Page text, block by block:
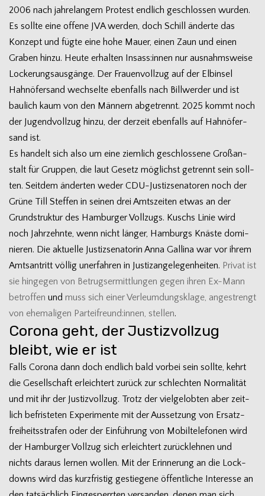
2006 nach jah­re­lan­gem Pro­test end­lich geschlos­sen wur­den.
Es sollte eine offene JVA wer­den, doch Schill änderte das
Kon­zept und fügte eine hohe Mauer, einen Zaun und einen
Gra­ben hinzu. Heute erhal­ten Insass:innen nur aus­nahms­weise
Locke­rungs­aus­gänge. Der Frau­en­voll­zug auf der Elb­in­sel
Hahn­öfer­sand wech­selte eben­falls nach Bill­wer­der und ist
bau­lich kaum von den Män­nern abge­trennt. 2025 kommt noch
der Jugend­voll­zug hinzu, der der­zeit eben­falls auf Hahn­öfer­
sand ist.
Es han­delt sich also um eine ziem­lich geschlos­sene Groß­an­
stalt für Grup­pen, die laut Gesetz mög­lichst getrennt sein soll­
ten. Seit­dem änder­ten weder CDU-Justizsenatoren noch der
Grüne Till Stef­fen in sei­nen drei Amts­zei­ten etwas an der
Grund­struk­tur des Ham­bur­ger Voll­zugs. Kuschs Linie wird
noch Jahr­zehnte, wenn nicht län­ger, Ham­burgs Knäste domi­
nie­ren. Die aktu­elle Jus­tiz­se­na­to­rin Anna Gal­lina war vor ihrem
Amts­an­tritt völ­lig uner­fah­ren in Jus­tiz­an­ge­le­gen­hei­ten. Pri­vat ist
sie hin­ge­gen von Betrugs­er­mitt­lun­gen gegen ihren Ex-Mann
betrof­fen und muss sich einer Ver­leum­dungs­klage, ange­strengt
von ehe­ma­li­gen Parteifreund:innen, stel­len.
Corona geht, der Justizvollzug
bleibt, wie er ist
Falls Corona dann doch end­lich bald vor­bei sein sollte, kehrt
die Gesell­schaft erleich­tert zurück zur schlech­ten Nor­ma­li­tät
und mit ihr der Jus­tiz­voll­zug. Trotz der viel­ge­lob­ten aber zeit­
lich befris­te­ten Expe­ri­mente mit der Aus­set­zung von Ersatz­
frei­heits­stra­fen oder der Ein­füh­rung von Mobil­te­le­fo­nen wird
der Ham­bur­ger Voll­zug sich erleich­tert zurück­leh­nen und
nichts dar­aus ler­nen wol­len. Mit der Erin­ne­rung an die Lock­
downs wird das kurz­fris­tig gestie­gene öffent­li­che Inter­esse an